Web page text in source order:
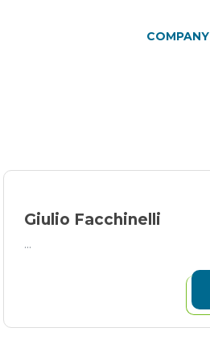
COMPANY
Giulio Facchinelli
...